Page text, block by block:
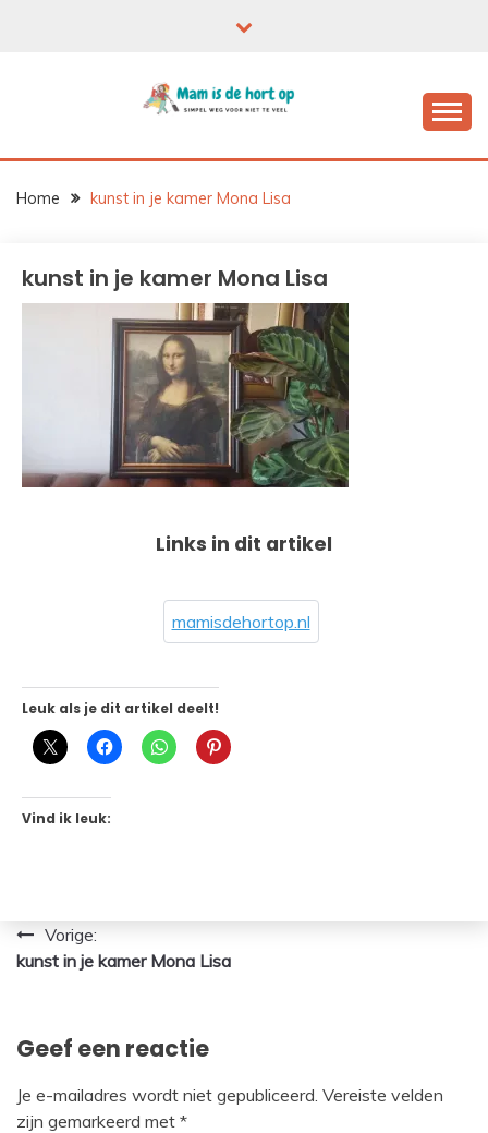
Home kunst in je kamer Mona Lisa
kunst in je kamer Mona Lisa
Links in dit artikel
mamisdehortop.nl
Leuk als je dit artikel deelt!
Vind ik leuk:
Bericht
navigatie
Vorige:
kunst in je kamer Mona Lisa
Geef een reactie
Je e-mailadres wordt niet gepubliceerd. Vereiste velden
zijn gemarkeerd met *